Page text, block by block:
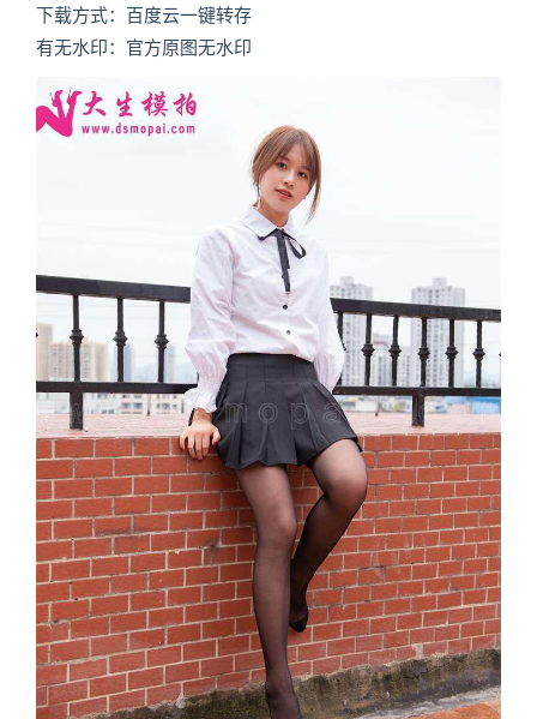
下载方式：百度云一键转存
有无水印：官方原图无水印